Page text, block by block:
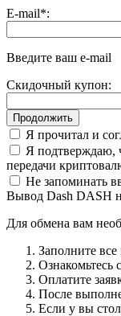
E-mail*:
Введите ваш e-mail
Скидочный купон:
Я прочитал и
Я подтверждаю,
передачи
Не запоминать
Вывод Dash DASH
Для обмена вам
Заполните
Ознакомьтесь
Оплатите
После
Если у вы